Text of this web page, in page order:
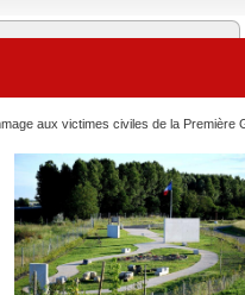
aux victimes civiles de la